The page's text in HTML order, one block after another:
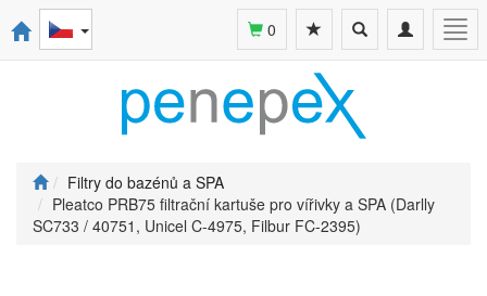
Toggle
navigation
Toggle
search
0
Filtry do bazénů a SPA
Pleatco PRB75 filtrační kartuše pro vířivky a SPA (Darlly
SC733 / 40751, Unicel C-4975, Filbur FC-2395)